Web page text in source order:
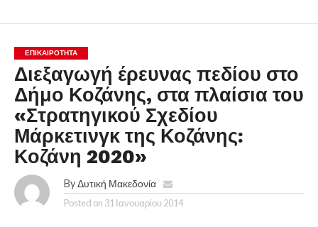
ΕΠΙΚΑΙΡΟΤΗΤΑ
Διεξαγωγή έρευνας πεδίου στο
Δήμο Κοζάνης, στα πλαίσια του
«Στρατηγικού Σχεδίου
Μάρκετινγκ της Κοζάνης:
Κοζάνη 2020»
By Δυτική Μακεδονία
Posted on 31 Ιανουαρίου 2014